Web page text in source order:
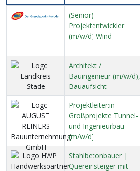
(Senior)
Projektentwickler
(m/w/d) Wind
Architekt /
Bauingenieur (m/w/d),
Bauaufsicht
Projektleiter:in
Großprojekte Tunnel-
und Ingenieurbau
(m/w/d)
Stahlbetonbauer |
Quereinsteiger mit